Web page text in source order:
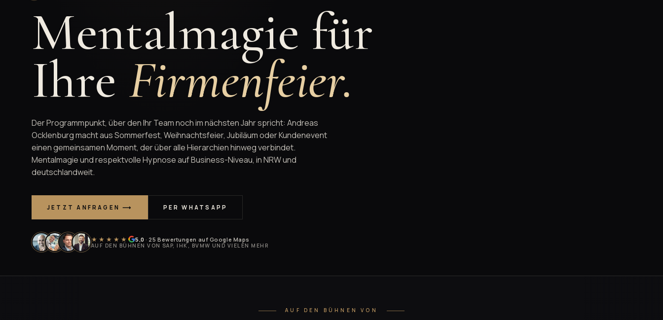
Mentalmagie für
Ihre Firmenfeier.
Der Programmpunkt, über den Ihr Team noch im nächsten Jahr spricht: Andreas
Ocklenburg macht aus Sommerfest, Weihnachtsfeier, Jubiläum oder Kundenevent
einen gemeinsamen Moment, der über alle Hierarchien hinweg verbindet.
Mentalmagie und respektvolle Hypnose auf Business-Niveau, in NRW und
deutschlandweit.
JETZT ANFRAGEN ⟶ PER WHATSAPP
★★★★★ 5,0 · 25 Bewertungen auf Google Maps
AUF DEN BÜHNEN VON SAP, IHK, BVMW UND VIELEN MEHR
AUF DEN BÜHNEN VON